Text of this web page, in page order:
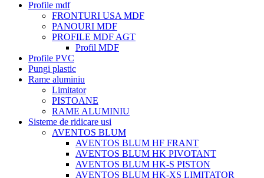
Profile mdf
FRONTURI USA MDF
PANOURI MDF
PROFILE MDF AGT
Profil MDF
Profile PVC
Pungi plastic
Rame aluminiu
Limitator
PISTOANE
RAME ALUMINIU
Sisteme de ridicare usi
AVENTOS BLUM
AVENTOS BLUM HF FRANT
AVENTOS BLUM HK PIVOTANT
AVENTOS BLUM HK-S PISTON
AVENTOS BLUM HK-XS LIMITATOR